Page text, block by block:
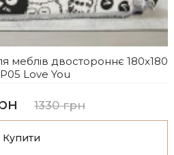
меблів двостороннє 180x180
Love You
1330 грн
Купити